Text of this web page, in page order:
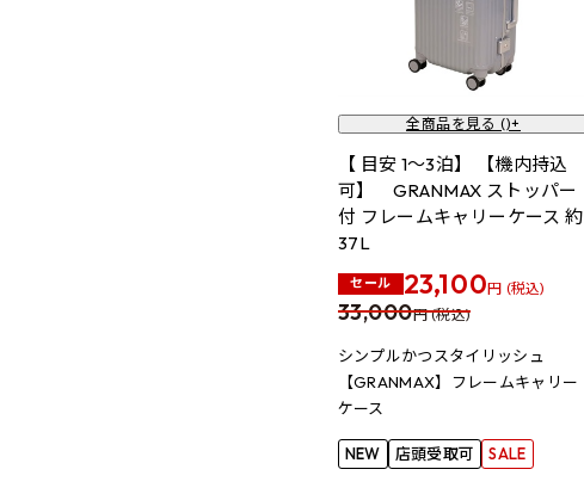
全商品を見る ()+
【 目安 1～3泊】 【機内持込
可】 GRANMAX ストッパー
付 フレームキャリーケース 約
37L
セール 23,100円 (税込)
33,000円 (税込)
シンプルかつスタイリッシュ
【GRANMAX】フレームキャリー
ケース
NEW 店頭受取可 SALE